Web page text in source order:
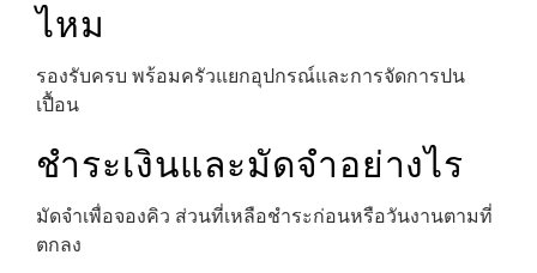
ไหม
รองรับครบ พร้อมครัวแยกอุปกรณ์และการจัดการปน
เปื้อน
ชำระเงินและมัดจำอย่างไร
มัดจำเพื่อจองคิว ส่วนที่เหลือชำระก่อนหรือวันงานตามที่
ตกลง